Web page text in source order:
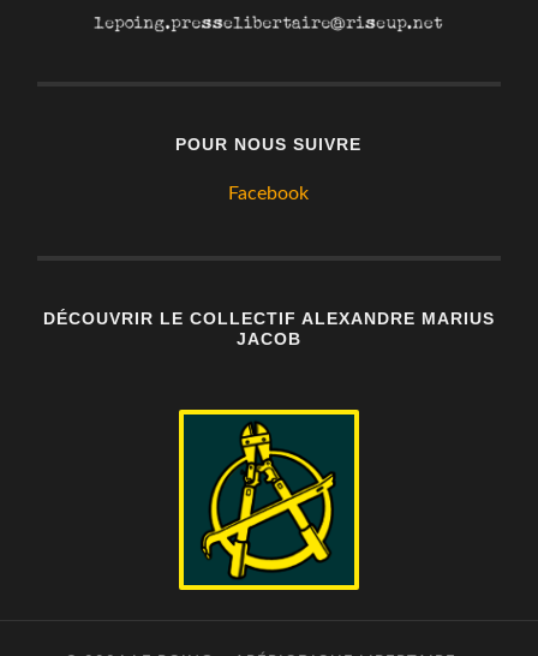
POUR NOUS SUIVRE
Facebook
DÉCOUVRIR LE COLLECTIF ALEXANDRE MARIUS
JACOB